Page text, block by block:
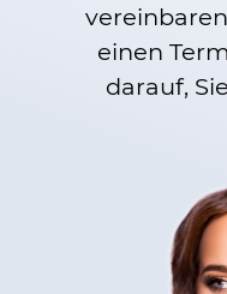
einen
darauf,